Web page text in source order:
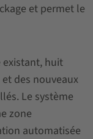
et permet le
existant, huit
des nouveaux
Le système
zone
automatisée